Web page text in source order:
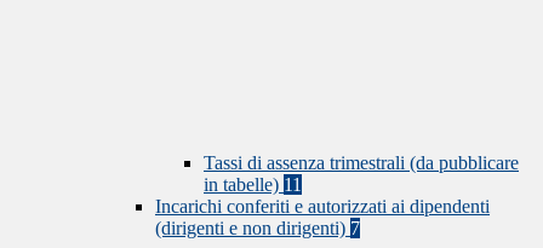
Tassi di assenza trimestrali (da pubblicare
in tabelle) 11
Incarichi conferiti e autorizzati ai dipendenti
(dirigenti e non dirigenti) 7